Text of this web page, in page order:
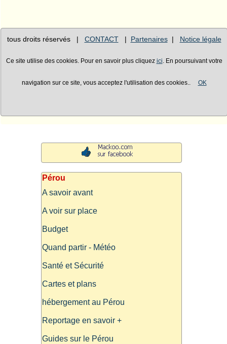
tous droits réservés | CONTACT| Partenaires| Notice légale
Ce site utilise des cookies. Pour en savoir plus cliquez ici . En poursuivant votre
navigation sur ce site, vous acceptez l'utilisation des cookies.. OK
Pérou
A savoir avant
A voir sur place
Budget
Quand partir - Météo
Santé et Sécurité
Cartes et plans
hébergement au Pérou
Reportage en savoir +
Guides sur le Pérou